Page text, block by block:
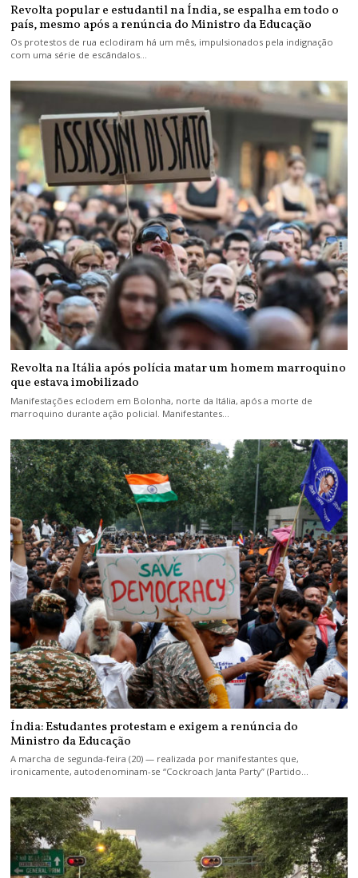
Revolta popular e estudantil na Índia, se espalha em todo o
país, mesmo após a renúncia do Ministro da Educação
Os protestos de rua eclodiram há um mês, impulsionados pela indignação
com uma série de escândalos…
Revolta na Itália após polícia matar um homem marroquino
que estava imobilizado
Manifestações eclodem em Bolonha, norte da Itália, após a morte de
marroquino durante ação policial. Manifestantes…
Índia: Estudantes protestam e exigem a renúncia do
Ministro da Educação
A marcha de segunda-feira (20) — realizada por manifestantes que,
ironicamente, autodenominam-se “Cockroach Janta Party” (Partido…